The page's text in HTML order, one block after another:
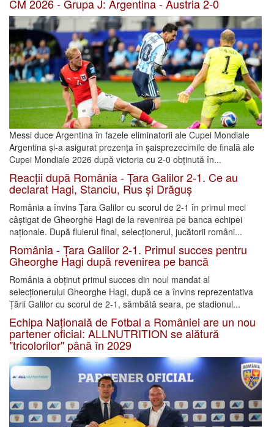
CM 2026 - Grupa J: Argentina - Austria 2-0
Messi duce Argentina în fazele eliminatorii ale Cupei Mondiale
Argentina și-a asigurat prezența în șaisprezecimile de finală ale
Cupei Mondiale 2026 după victoria cu 2-0 obținută în...
Reacții după România - Țara Galilor 2-1. Ce au
declarat Hagi, Stanciu, Rus și Drăguș
România a învins Țara Galilor cu scorul de 2-1 în primul meci
câștigat de Gheorghe Hagi de la revenirea pe banca echipei
naționale. După fluierul final, selecționerul, jucătorii români...
România - Țara Galilor 2-1. Primul succes pentru
Gheorghe Hagi după revenirea pe bancă
România a obținut primul succes din noul mandat al
selecționerului Gheorghe Hagi, după ce a învins reprezentativa
Țării Galilor cu scorul de 2-1, sâmbătă seara, pe stadionul...
Echipa Națională de Fotbal a României are un nou
partener oficial: ALLNUTRITION se alătură
"tricolorilor" până în 2029